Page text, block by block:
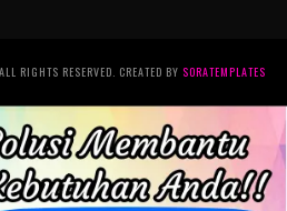
RIGHTS RESERVED. CREATED BY SORATEMPLATES